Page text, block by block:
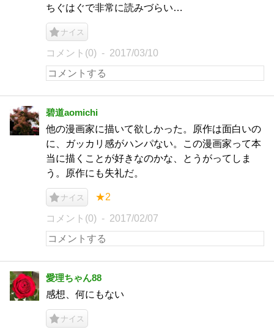
ちぐはぐで非常に読みづらい…
ナイス
コメント(0) 2017/03/10
碧道aomichi
他の漫画家に描いて欲しかった。原作は面白いの
に、ガッカリ感がハンパない。この漫画家って本
当に描くことが好きなのかな、とうがってしま
う。原作にも失礼だ。
ナイス ★2
コメント(0) 2017/02/07
愛理ちゃん88
感想、何にもない
ナイス